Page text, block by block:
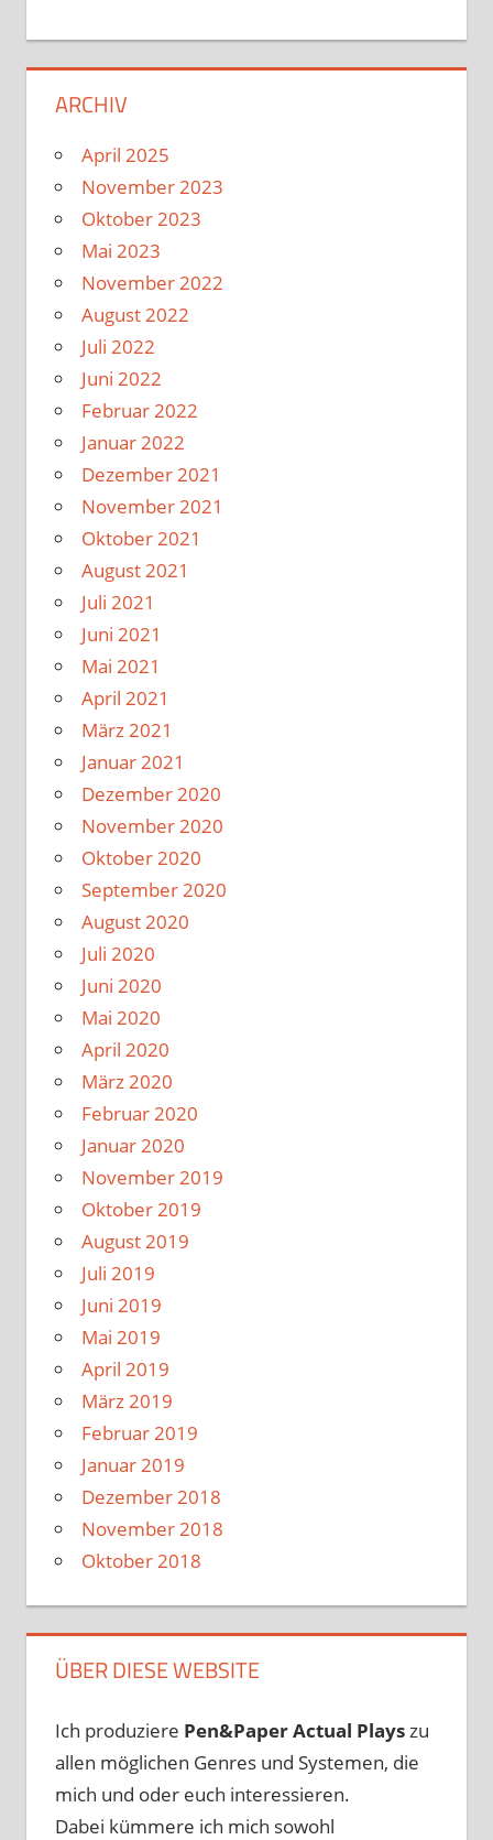
ARCHIV
April 2025
November 2023
Oktober 2023
Mai 2023
November 2022
August 2022
Juli 2022
Juni 2022
Februar 2022
Januar 2022
Dezember 2021
November 2021
Oktober 2021
August 2021
Juli 2021
Juni 2021
Mai 2021
April 2021
März 2021
Januar 2021
Dezember 2020
November 2020
Oktober 2020
September 2020
August 2020
Juli 2020
Juni 2020
Mai 2020
April 2020
März 2020
Februar 2020
Januar 2020
November 2019
Oktober 2019
August 2019
Juli 2019
Juni 2019
Mai 2019
April 2019
März 2019
Februar 2019
Januar 2019
Dezember 2018
November 2018
Oktober 2018
ÜBER DIESE WEBSITE
Ich produziere Pen&PaperActual Playszu
allen möglichen Genres und Systemen, die
mich und oder euch interessieren.
Dabei kümmere ich mich sowohl